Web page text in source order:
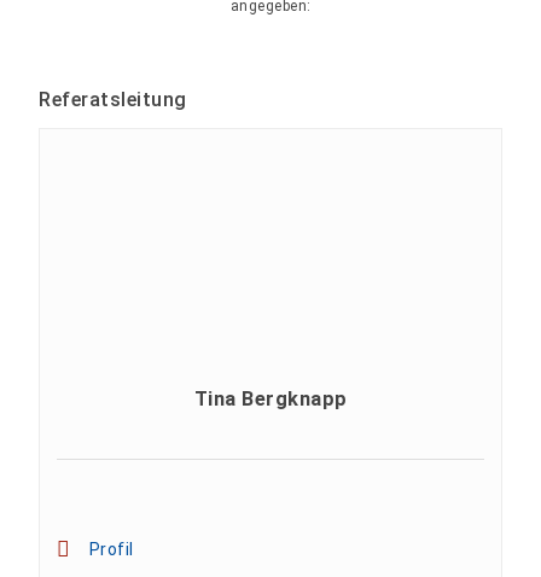
angegeben:
Referatsleitung
Tina Bergknapp
Profil